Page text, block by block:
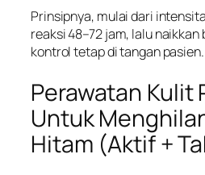
Prinsipnya, mulai dari
reaksi 48–72 jam, lalu
kontrol tetap di tangan pasien.
Perawatan Kulit
Untuk
Hitam (Aktif +